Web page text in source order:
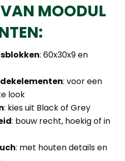
MOODUL
: 60x30x9 en
: voor een
look
: kies uit Black of Grey
: bouw recht, hoekig of in
: met houten details en